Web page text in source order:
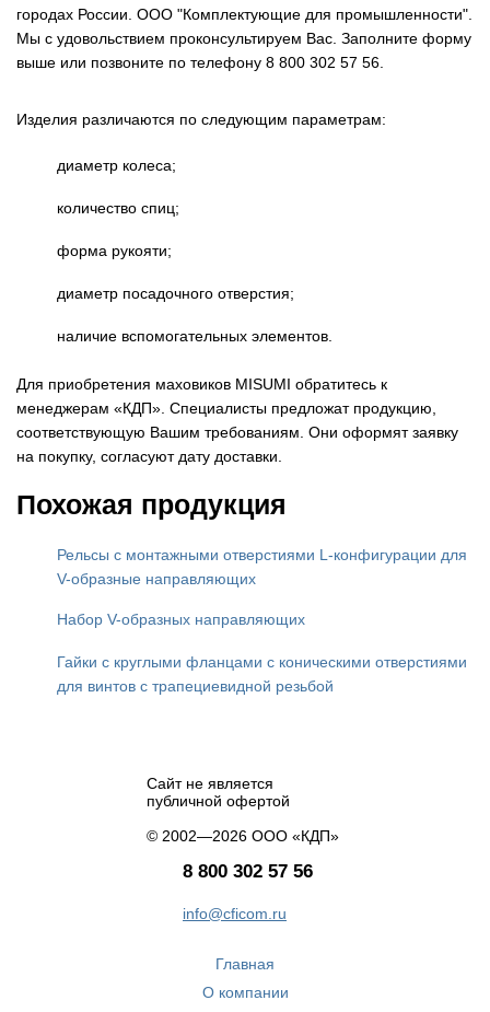
городах России. ООО "Комплектующие для промышленности".
Мы с удовольствием проконсультируем Вас. Заполните форму
выше или позвоните по телефону 8 800 302 57 56.
Изделия различаются по следующим параметрам:
диаметр колеса;
количество спиц;
форма рукояти;
диаметр посадочного отверстия;
наличие вспомогательных элементов.
Для приобретения маховиков MISUMI обратитесь к
менеджерам «КДП». Специалисты предложат продукцию,
соответствующую Вашим требованиям. Они оформят заявку
на покупку, согласуют дату доставки.
Похожая продукция
Рельсы с монтажными отверстиями L-конфигурации для
V-образные направляющих
Набор V-образных направляющих
Гайки с круглыми фланцами с коническими отверстиями
для винтов с трапециевидной резьбой
Сайт не является
публичной офертой
© 2002—2026 ООО «КДП»
8 800 302 57 56
info@cficom.ru
Главная
О компании